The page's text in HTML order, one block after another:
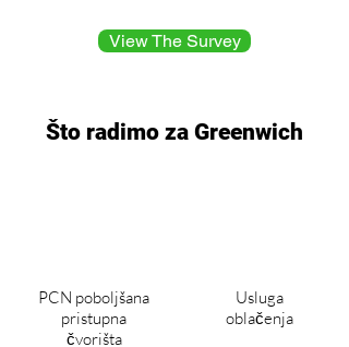
View The Survey
Što radimo za Greenwich
PCN poboljšana
pristupna
čvorišta
Usluga
oblačenja